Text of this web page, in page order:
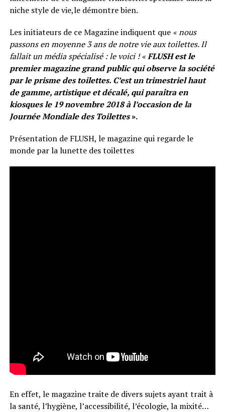
niche style de vie,le démontre bien.
Les initiateurs de ce Magazine indiquent que« nous
passons en moyenne 3 ans de notre vie aux toilettes. Il
fallait un média spécialisé : le voici ! «FLUSH est le
premier magazine grand public qui observe la société
par le prisme des toilettes. C’est un trimestriel haut
de gamme, artistique et décalé, qui paraîtra en
kiosques le 19 novembre 2018 à l’occasion de la
Journée Mondiale des Toilettes».
Présentation de FLUSH, le magazine qui regarde le
monde par la lunette des toilettes
En effet, le magazine traite de divers sujets ayant trait à
la santé, l’hygiène, l’accessibilité, l’écologie, la mixité…